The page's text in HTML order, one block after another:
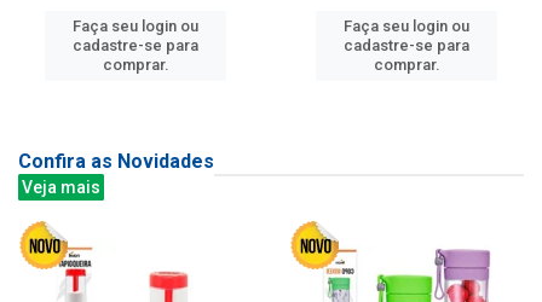
Faça seu login ou
cadastre-se para
comprar.
Faça seu login ou
cadastre-se para
comprar.
Confira as Novidades
Veja mais